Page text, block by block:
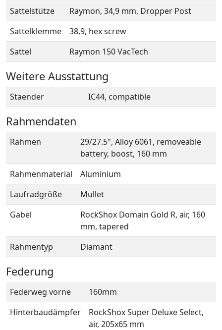
Sattelstütze
Raymon, 34,9 mm, Dropper Post
Sattelklemme
38,9, hex screw
Sattel
Raymon 150 VacTech
Weitere Ausstattung
Staender IC44, compatible
Rahmendaten
Rahmen
29/27.5", Alloy 6061, removeable
battery, boost, 160 mm
Rahmenmaterial
Aluminium
Laufradgröße
Mullet
Gabel
RockShox Domain Gold R, air, 160
mm, tapered
Rahmentyp
Diamant
Federung
Federweg vorne
160mm
Hinterbaudämpfer
RockShox Super Deluxe Select,
air, 205x65 mm